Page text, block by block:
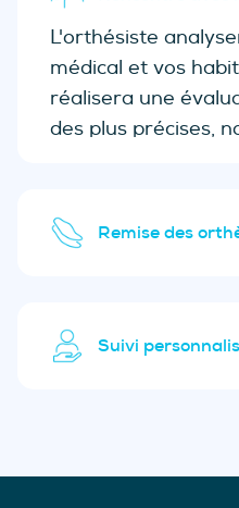
L'orthésiste
médical et vos
réalisera une
des plus précises,
plus optimal pour
Remise des
Suivi